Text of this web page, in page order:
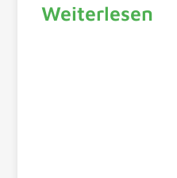
Weiterlesen